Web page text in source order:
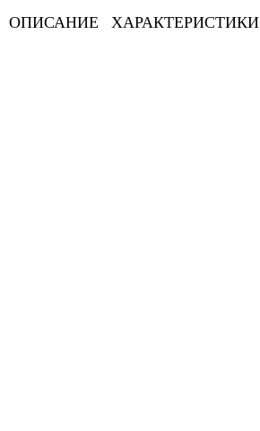
ОПИСАНИЕ ХАРАКТЕРИСТИКИ